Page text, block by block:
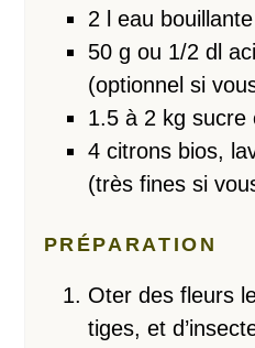
2 l eau bouillante
50 g ou 1/2 dl
(optionnel si
1.5 à 2 kg sucre
4 citrons bios,
(très fines si
PRÉPARATION
Oter des fleurs
tiges, et